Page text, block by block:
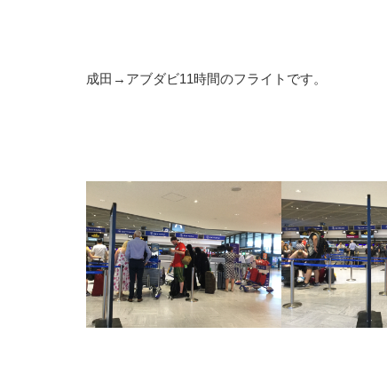
成田→アブダビ11時間のフライトです。